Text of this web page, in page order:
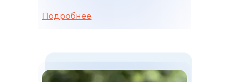
Подробнее